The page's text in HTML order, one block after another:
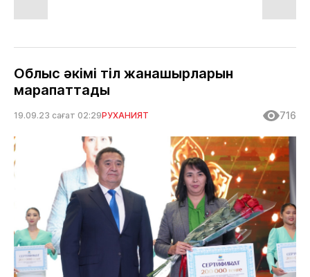
Облыс әкімі тіл жанашырларын
марапаттады
19.09.23 сағат 02:29РУХАНИЯТ 716